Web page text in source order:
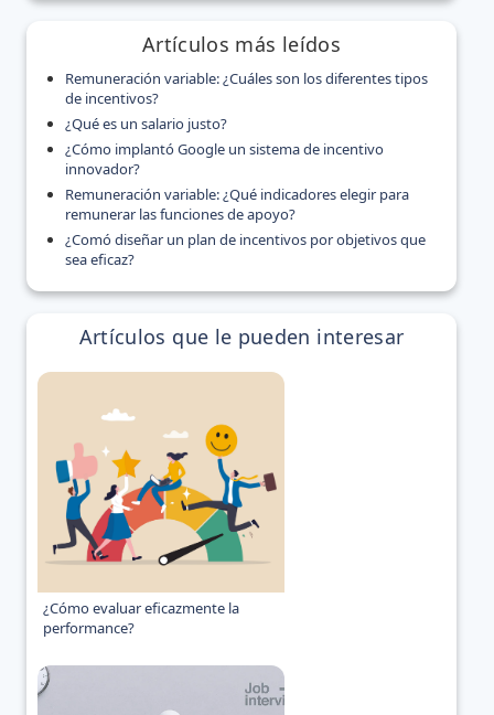
Artículos más leídos
Remuneración variable: ¿Cuáles son los diferentes tipos
de incentivos?
¿Qué es un salario justo?
¿Cómo implantó Google un sistema de incentivo
innovador?
Remuneración variable: ¿Qué indicadores elegir para
remunerar las funciones de apoyo?
¿Comó diseñar un plan de incentivos por objetivos que
sea eficaz?
Artículos que le pueden interesar
¿Cómo evaluar eficazmente la
performance?